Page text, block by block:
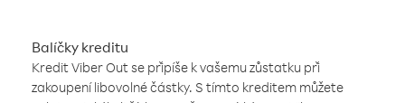
Balíčky kreditu
Kredit Viber Out se připíše k vašemu zůstatku při
zakoupení libovolné částky. S tímto kreditem můžete